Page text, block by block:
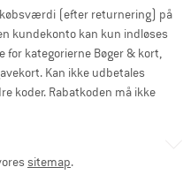
(efter returnering) på
kundekonto kan kun indløses
for kategorierne Bøger & kort,
Kan ikke udbetales
koder. Rabatkoden må ikke
sitemap.